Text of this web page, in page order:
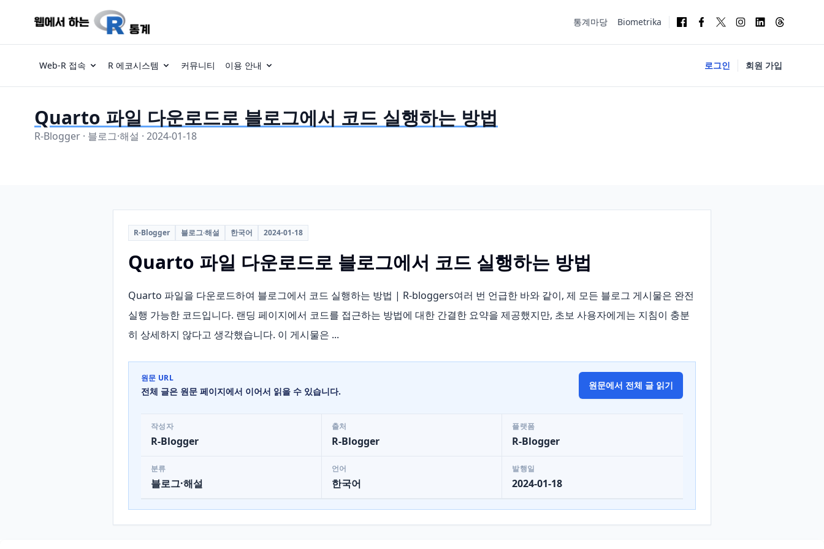
통계마당 Biometrika
Web-R 접속 R 에코시스템 커뮤니티 이용 안내 로그인 회원 가입
Quarto 파일 다운로드로 블로그에서 코드 실행하는 방법
R-Blogger · 블로그·해설 · 2024-01-18
R-Blogger 블로그·해설 한국어 2024-01-18
Quarto 파일 다운로드로 블로그에서 코드 실행하는 방법
Quarto 파일을 다운로드하여 블로그에서 코드 실행하는 방법 | R-bloggers여러 번 언급한 바와 같이, 제 모든 블로그 게시물은 완전
실행 가능한 코드입니다. 랜딩 페이지에서 코드를 접근하는 방법에 대한 간결한 요약을 제공했지만, 초보 사용자에게는 지침이 충분
히 상세하지 않다고 생각했습니다. 이 게시물은 ...
원문 URL
전체 글은 원문 페이지에서 이어서 읽을 수 있습니다.
원문에서 전체 글 읽기
작성자
R-Blogger
출처
R-Blogger
플랫폼
R-Blogger
분류
블로그·해설
언어
한국어
발행일
2024-01-18